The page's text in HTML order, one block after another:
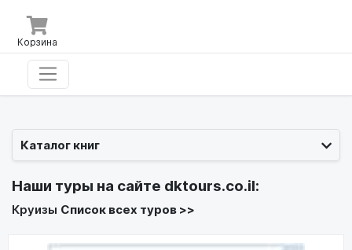
Корзина
Каталог книг
Наши туры на сайте dktours.co.il:
Круизы Список всех туров >>